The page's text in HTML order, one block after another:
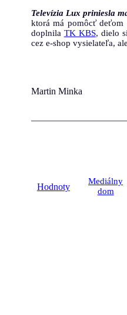
Televízia Lux priniesla
ktorá má pomôcť
doplnila TK KBS, dielo
cez e-shop vysielateľa,
Martin Minka
Hodnoty
Mediálny
dom